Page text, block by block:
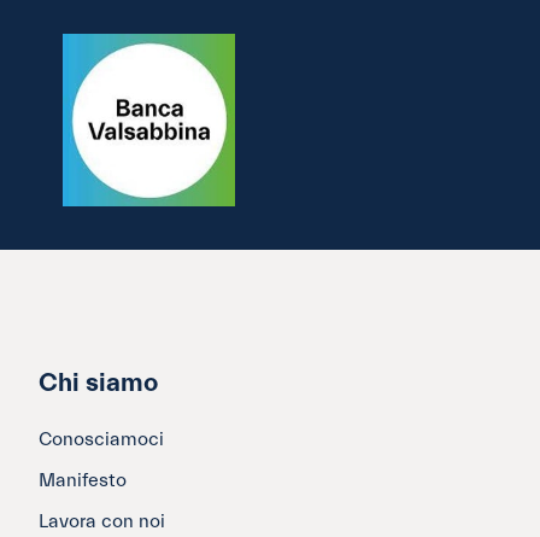
Chi siamo
Conosciamoci
Manifesto
Lavora con noi